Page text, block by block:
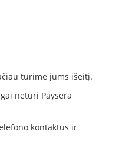
turime jums išeitį.
neturi Paysera
kontaktus ir